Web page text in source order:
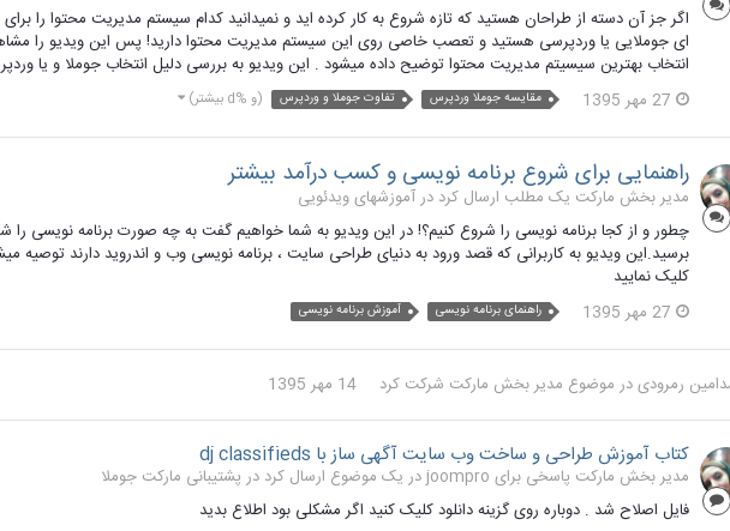
اگر جز آن دسته از طراحان هستید که تازه شروع به کار کرده اید و نمیدانید کدام سیستم مدیریت محتوا را
ای جوملایی یا وردپرسی هستید و تعصب خاصی روی این سیستم مدیریت محتوا دارید! پس این ویدیو را
انتخاب بهترین سیسیتم مدیریت محتوا توضیح داده میشود . این ویدیو به بررسی دلیل انتخاب جوملا و یا
27 مهر 1395
مقایسه جوملا وردپرس تفاوت جوملا و وردپرس (و %d بیشتر)
راهنمایی برای شروع برنامه نویسی و کسب درآمد بیشتر
مدیر بخش مارکت یک مطلب ارسال کرد درآموزشهای ویدئویی
چطور و از کجا برنامه نویسی را شروع کنیم؟! در این ویدیو به شما خواهیم گفت به چه صورت برنامه نویسی را
برسید.این ویدیو به کاربرانی که قصد ورود به دنیای طراحی سایت ، برنامه نویسی وب و اندروید دارند توصیه
کلیک نمایید
27 مهر 1395
راهنمای برنامه نویسی آموزش برنامه نویسی
رمرودیدر موضوع مدیر بخش مارکت شرکت کرد 14 مهر 1395
کتاب آموزش طراحی و ساخت وب سایت آگهی ساز با dj classifieds
مدیر بخش مارکت پاسخی برای joompro در یک موضوع ارسال کرد در
پشتیبانی مارکت جوملا
فایل اصلاح شد . دوباره روی گزینه دانلود کلیک کنید اگر مشکلی بود اطلاع بدید